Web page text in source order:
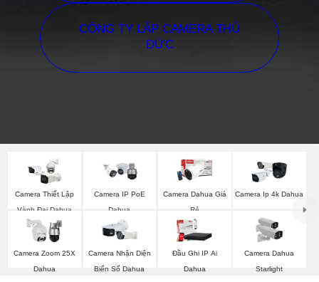
CÔNG TY LẮP CAMERA THỦ
ĐỨC
Camera Thiết Lập
Vành Đai Dahua
Camera IP PoE
Dahua
Camera Dahua Giá
Rẻ
Camera Ip 4k Dahua
Camera Zoom 25X
Dahua
Camera Nhận Diện
Biển Số Dahua
Đầu Ghi IP Ai
Dahua
Camera Dahua
Starlight